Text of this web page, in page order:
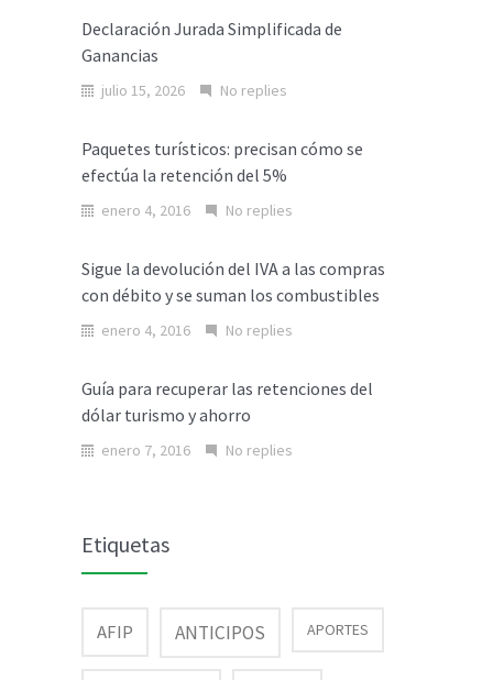
Declaración Jurada Simplificada de
Ganancias
julio 15, 2026 No replies
Paquetes turísticos: precisan cómo se
efectúa la retención del 5%
enero 4, 2016 No replies
Sigue la devolución del IVA a las compras
con débito y se suman los combustibles
enero 4, 2016 No replies
Guía para recuperar las retenciones del
dólar turismo y ahorro
enero 7, 2016 No replies
Etiquetas
AFIP ANTICIPOS APORTES